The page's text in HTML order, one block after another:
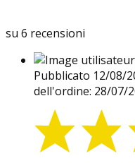
su 6 recensioni
Pubblicato 12/08/
dell'ordine: 28/07/